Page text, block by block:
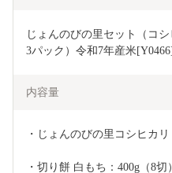
じょんのびの里セット（コ
3パック）令和7年産米
内容量
・じょんのびの里コシヒカ
・切り餅 白もち：400g（8切